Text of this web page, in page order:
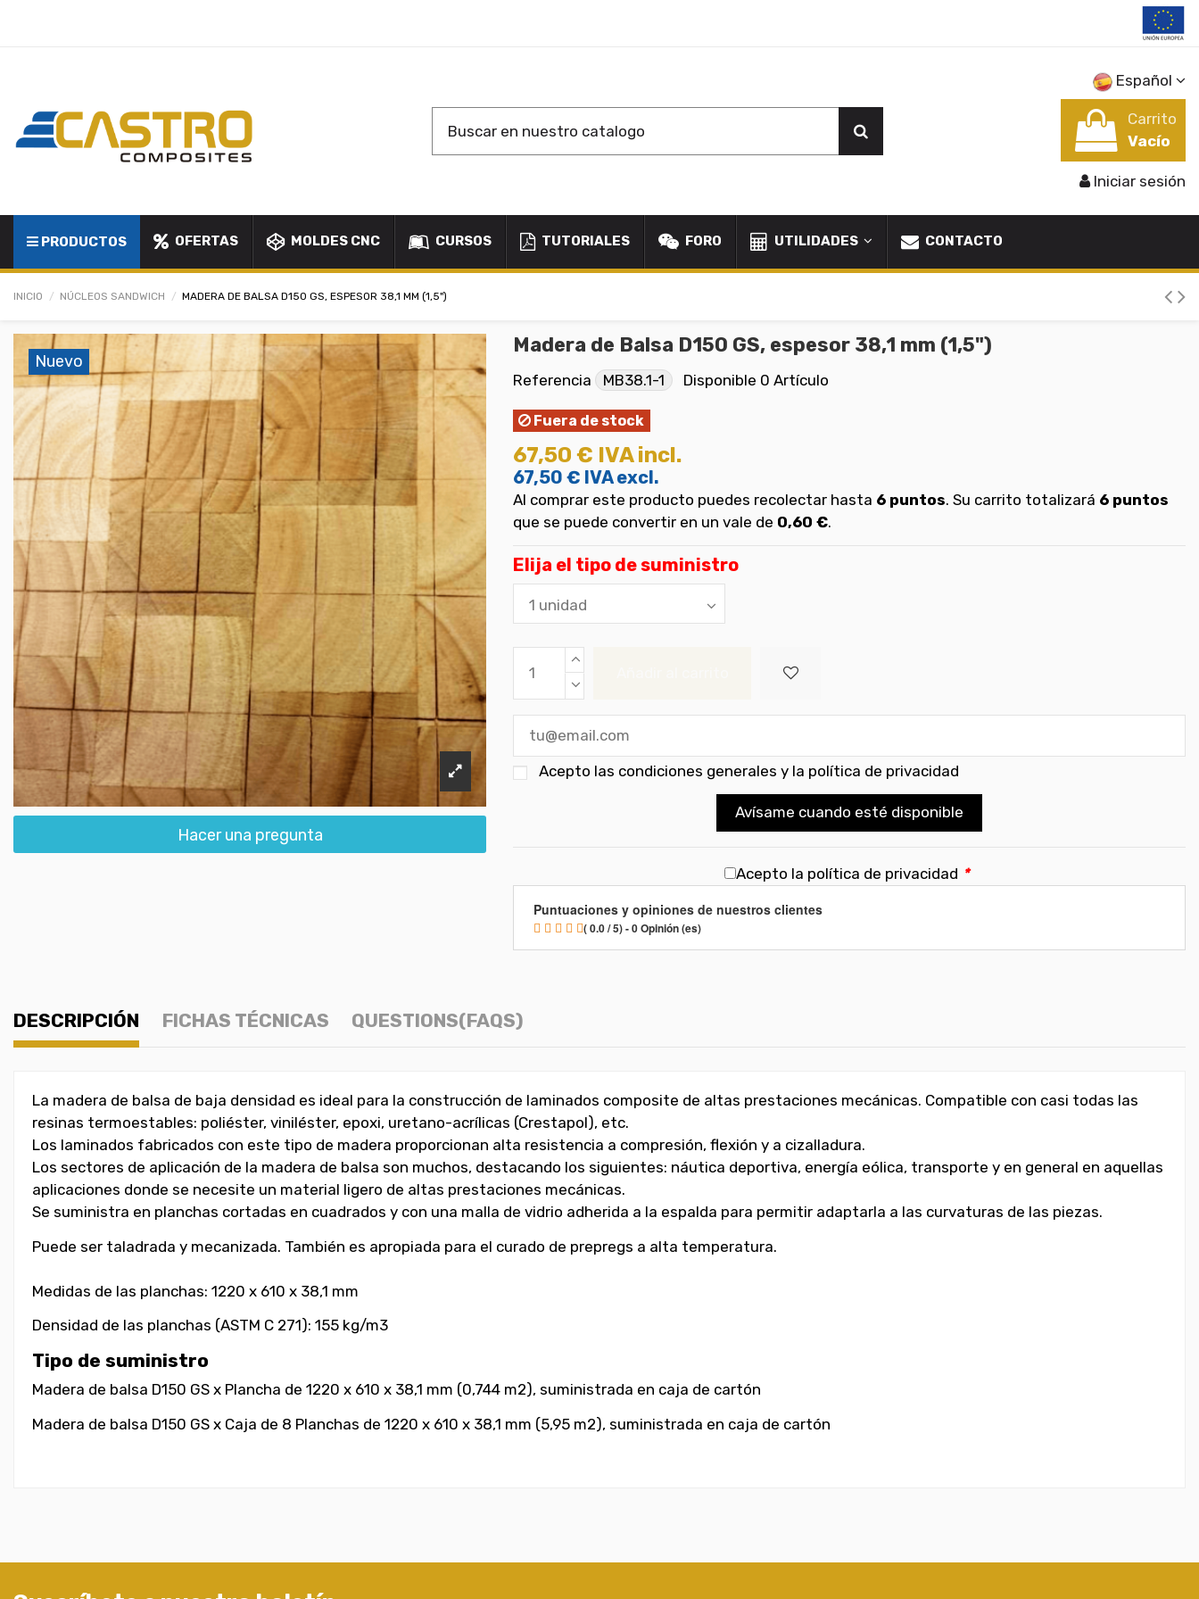
Español
Carrito
Vacío
Iniciar sesión
PRODUCTOS OFERTAS MOLDES CNC CURSOS TUTORIALES FORO UTILIDADES CONTACTO
INICIO NÚCLEOS SANDWICH MADERA DE BALSA D150 GS, ESPESOR 38,1 MM (1,5")
Nuevo
Hacer una pregunta
Madera de Balsa D150 GS, espesor 38,1 mm (1,5")
Referencia MB38.1-1 Disponible 0 Artículo
Fuera de stock
67,50 € IVA incl.
67,50 € IVA excl.
Al comprar este producto puedes recolectar hasta 6 puntos. Su carrito totalizará 6 puntos
que se puede convertir en un vale de 0,60 €.
Elija el tipo de suministro
Acepto las condiciones generales y la política de privacidad
Avísame cuando esté disponible
Acepto la política de privacidad *
Puntuaciones y opiniones de nuestros clientes
( 0.0 / 5) - 0 Opinión (es)
DESCRIPCIÓN FICHAS TÉCNICAS QUESTIONS(FAQS)
La madera de balsa de baja densidad es ideal para la construcción de laminados composite de altas prestaciones mecánicas. Compatible con casi todas las
resinas termoestables: poliéster, viniléster, epoxi, uretano-acrílicas (Crestapol), etc.
Los laminados fabricados con este tipo de madera proporcionan alta resistencia a compresión, flexión y a cizalladura.
Los sectores de aplicación de la madera de balsa son muchos, destacando los siguientes: náutica deportiva, energía eólica, transporte y en general en aquellas
aplicaciones donde se necesite un material ligero de altas prestaciones mecánicas.
Se suministra en planchas cortadas en cuadrados y con una malla de vidrio adherida a la espalda para permitir adaptarla a las curvaturas de las piezas.
Puede ser taladrada y mecanizada. También es apropiada para el curado de prepregs a alta temperatura.
Medidas de las planchas: 1220 x 610 x 38,1 mm
Densidad de las planchas (ASTM C 271): 155 kg/m3
Tipo de suministro
Madera de balsa D150 GS x Plancha de 1220 x 610 x 38,1 mm (0,744 m2), suministrada en caja de cartón
Madera de balsa D150 GS x Caja de 8 Planchas de 1220 x 610 x 38,1 mm (5,95 m2), suministrada en caja de cartón